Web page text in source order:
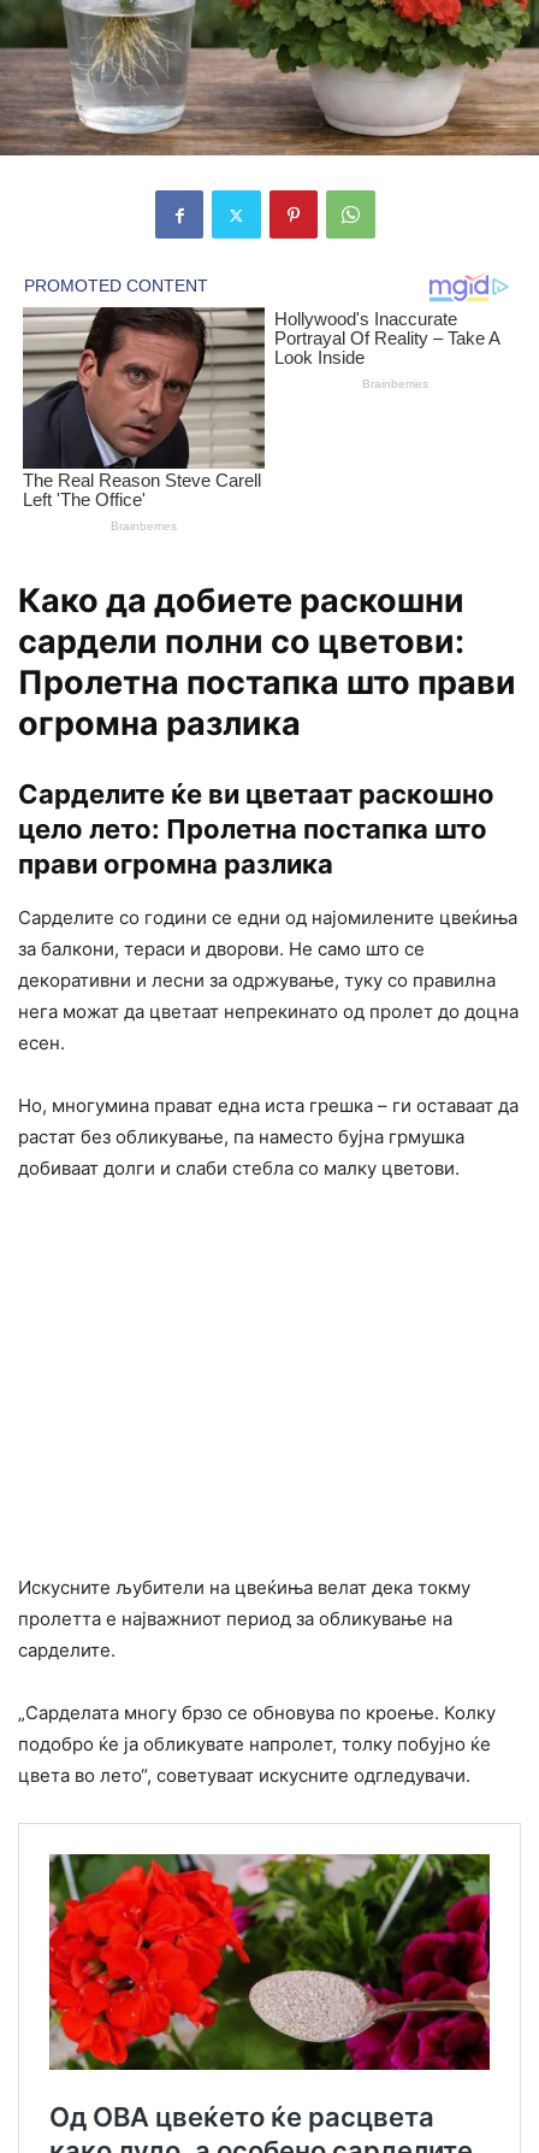
Како да добиете раскошни
сардели полни со цветови:
Пролетна постапка што прави
огромна разлика
Сарделите ќе ви цветаат раскошно
цело лето: Пролетна постапка што
прави огромна разлика
Сарделите со години се едни од најомилените цвеќиња
за балкони, тераси и дворови. Не само што се
декоративни и лесни за одржување, туку со правилна
нега можат да цветаат непрекинато од пролет до доцна
есен.
Но, многумина прават една иста грешка – ги оставаат да
растат без обликување, па наместо бујна грмушка
добиваат долги и слаби стебла со малку цветови.
Искусните љубители на цвеќиња велат дека токму
пролетта е најважниот период за обликување на
сарделите.
„Сарделата многу брзо се обновува по кроење. Колку
подобро ќе ја обликувате напролет, толку побујно ќе
цвета во лето“, советуваат искусните одгледувачи.